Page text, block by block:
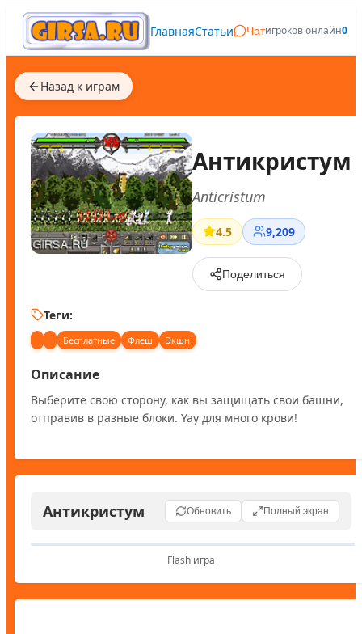
ГлавнаяСтатьи Чатигроков онлайн0
Назад к играм
Антикристум
Anticristum
4.5 9,209
Поделиться
Теги:
Бесплатные Флеш Экшн
Описание
Выберите свою сторону, как вы защищать свои башни,
отправив в разные блоки. Yay для много крови!
Антикристум Обновить Полный экран
Flash игра